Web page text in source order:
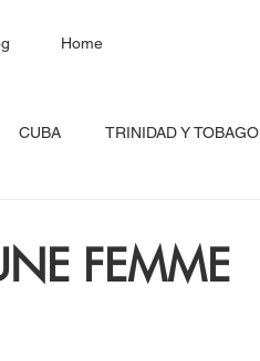
Home
CUBA TRINIDAD Y TOBAGO
FEMME